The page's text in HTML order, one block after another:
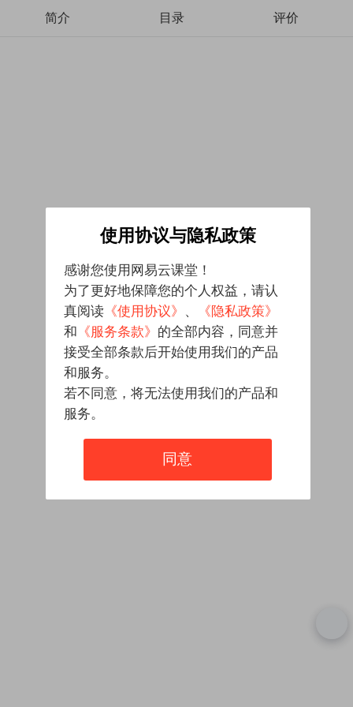
简介 目录 评价
使用协议与隐私政策
感谢您使用网易云课堂！
为了更好地保障您的个人权益，请认
真阅读 《使用协议》 、
《隐私政策》
和 《服务条款》 的全部内容，同意并
接受全部条款后开始使用我们的产品
和服务。
若不同意，将无法使用我们的产品和
服务。
同意